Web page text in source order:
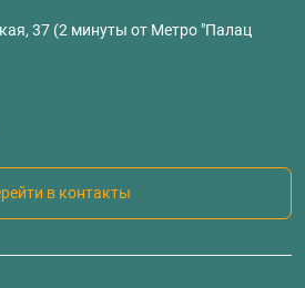
37 (2 минуты от Метро "Палац
в контакты